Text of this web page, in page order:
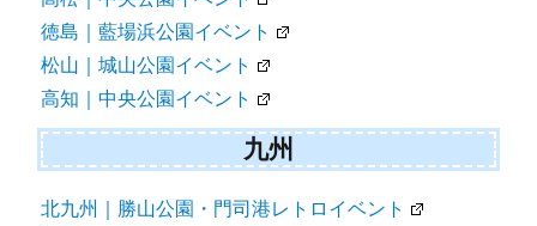
徳島｜藍場浜公園イベント
松山｜城山公園イベント
高知｜中央公園イベント
九州
北九州｜勝山公園・門司港レトロイベント